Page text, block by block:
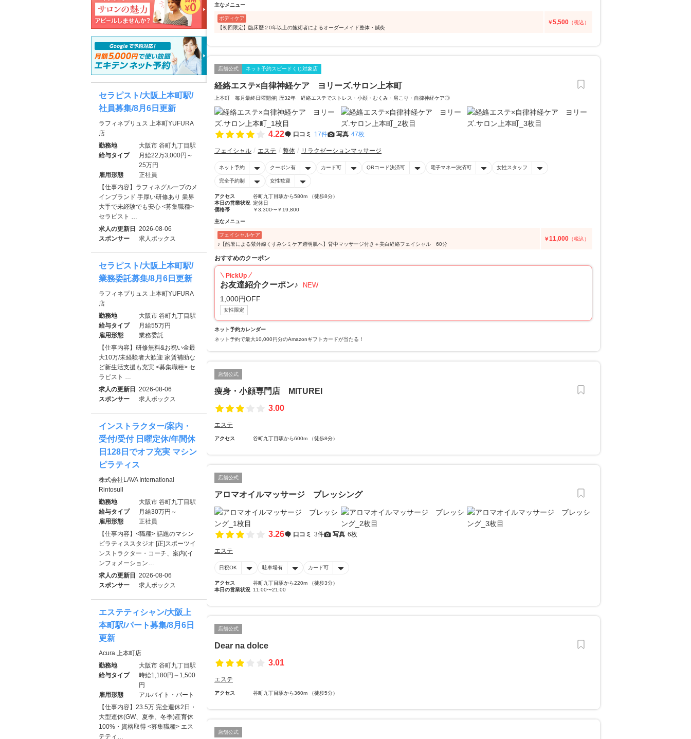
主なメニュー
ボディケア
【初回限定】臨床歴２0年以上の施術者によるオーダーメイド整体・鍼灸
￥5,500 （税込）
店舗公式 ネット予約スピードくじ対象店
経絡エステ×自律神経ケア ヨリーズ.サロン上本町
上本町 毎月最終日曜開催| 歴32年 経絡エステでストレス・小顔・むくみ・肩こり・自律神経ケア◎
4.22 口コミ 17件 写真 47枚
フェイシャル エステ 整体 リラクゼーションマッサージ
ネット予約 クーポン有 カード可 QRコード決済可 電子マネー決済可 女性スタッフ
完全予約制 女性歓迎
アクセス
谷町九丁目駅から580m （徒歩8分）
本日の営業状況 定休日
価格帯
￥3,300〜￥19,800
主なメニュー
フェイシャルケア
♪【酷暑による紫外線くすみシミケア透明肌へ】背中マッサージ付き＋美白経絡フェイシャル 60分
￥11,000 （税込）
おすすめのクーポン
PickUp
お友達紹介クーポン♪ NEW
1,000円OFF
女性限定
ネット予約カレンダー
ネット予約で最大10,000円分のAmazonギフトカードが当たる！
店舗公式
痩身・小顔専門店 MITUREI
3.00
エステ
アクセス 谷町九丁目駅から600m （徒歩8分）
店舗公式
アロマオイルマッサージ ブレッシング
3.26 口コミ 3件 写真 6枚
エステ
日祝OK 駐車場有 カード可
アクセス
谷町九丁目駅から220m （徒歩3分）
本日の営業状況 11:00〜21:00
店舗公式
Dear na dolce
3.01
エステ
アクセス 谷町九丁目駅から360m （徒歩5分）
店舗公式
セラピスト/大阪上本町駅/
社員募集/8月6日更新
ラフィネプリュス 上本町YUFURA
店
勤務地
大阪市 谷町九丁目駅
給与タイプ
月給22万3,000円～
25万円
雇用形態
正社員
【仕事内容】ラフィネグループのメ
インブランド 手厚い研修あり 業界
大手で未経験でも安心 <募集職種>
セラピスト …
求人の更新日 2026-08-06
スポンサー
求人ボックス
セラピスト/大阪上本町駅/
業務委託募集/8月6日更新
ラフィネプリュス 上本町YUFURA
店
勤務地
大阪市 谷町九丁目駅
給与タイプ
月給55万円
雇用形態
業務委託
【仕事内容】研修無料&お祝い金最
大10万/未経験者大歓迎 家賃補助な
ど新生活支援も充実 <募集職種> セ
ラピスト …
求人の更新日 2026-08-06
スポンサー
求人ボックス
インストラクター/案内・
受付/受付 日曜定休/年間休
日128日でオフ充実 マシン
ピラティス
株式会社LAVA International
Rintosull
勤務地
大阪市 谷町九丁目駅
給与タイプ
月給30万円～
雇用形態
正社員
【仕事内容】<職種> 話題のマシン
ピラティススタジオ [正]スポーツイ
ンストラクター・コーチ、案内(イ
ンフォメーション…
求人の更新日 2026-08-06
スポンサー
求人ボックス
エステティシャン/大阪上
本町駅/パート募集/8月6日
更新
Acura.上本町店
勤務地
大阪市 谷町九丁目駅
給与タイプ
時給1,180円～1,500
円
雇用形態
アルバイト・パート
【仕事内容】23.5万 完全週休2日・
大型連休(GW、夏季、冬季)産育休
100%・資格取得 <募集職種> エス
テティ…